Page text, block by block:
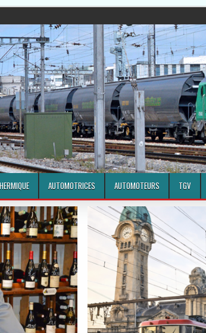
AUTOMOTRICES AUTOMOTEURS TGV